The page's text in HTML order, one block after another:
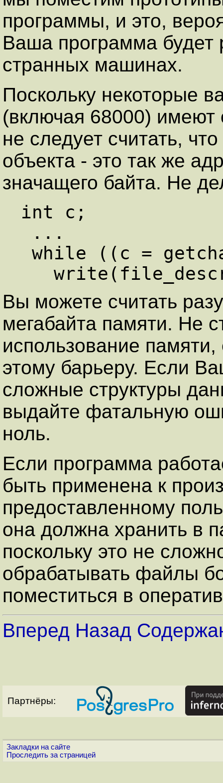
программы, и это,
Ваша программа будет
странных машинах.
Поскольку некоторые
(включая 68000) имеют
не следует считать,
объекта - это так же
значащего байта. Не
int c;
Вы можете считать
мегабайта памяти. Не
использование
этому барьеру. Если
сложные структуры
выдайте фатальную
ноль.
Если программа
быть применена к
предоставленному
она должна хранить в
поскольку это не
обрабатывать файлы
поместиться в
Вперед Назад
Партнёры:
Закладки на сайте
Проследить за страницей